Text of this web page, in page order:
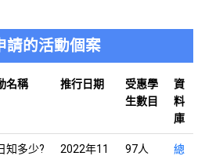
的活動個案
名稱 推行日期
受惠學
生數目
資
料
庫
知多少?
2022年11
97人
總